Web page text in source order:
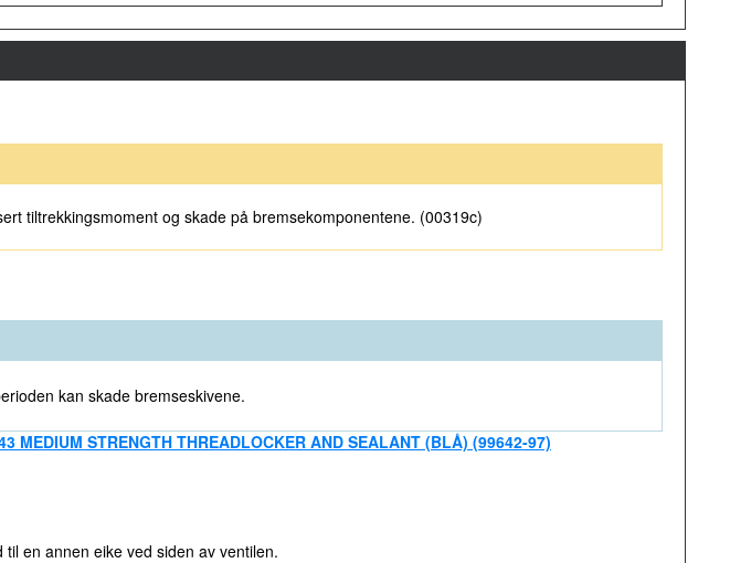
tiltrekkingsmoment og skade på bremsekomponentene. (00319c)
kan skade bremseskivene.
MEDIUM STRENGTH THREADLOCKER AND SEALANT (BLÅ) (99642-97)
en annen eike ved siden av ventilen.